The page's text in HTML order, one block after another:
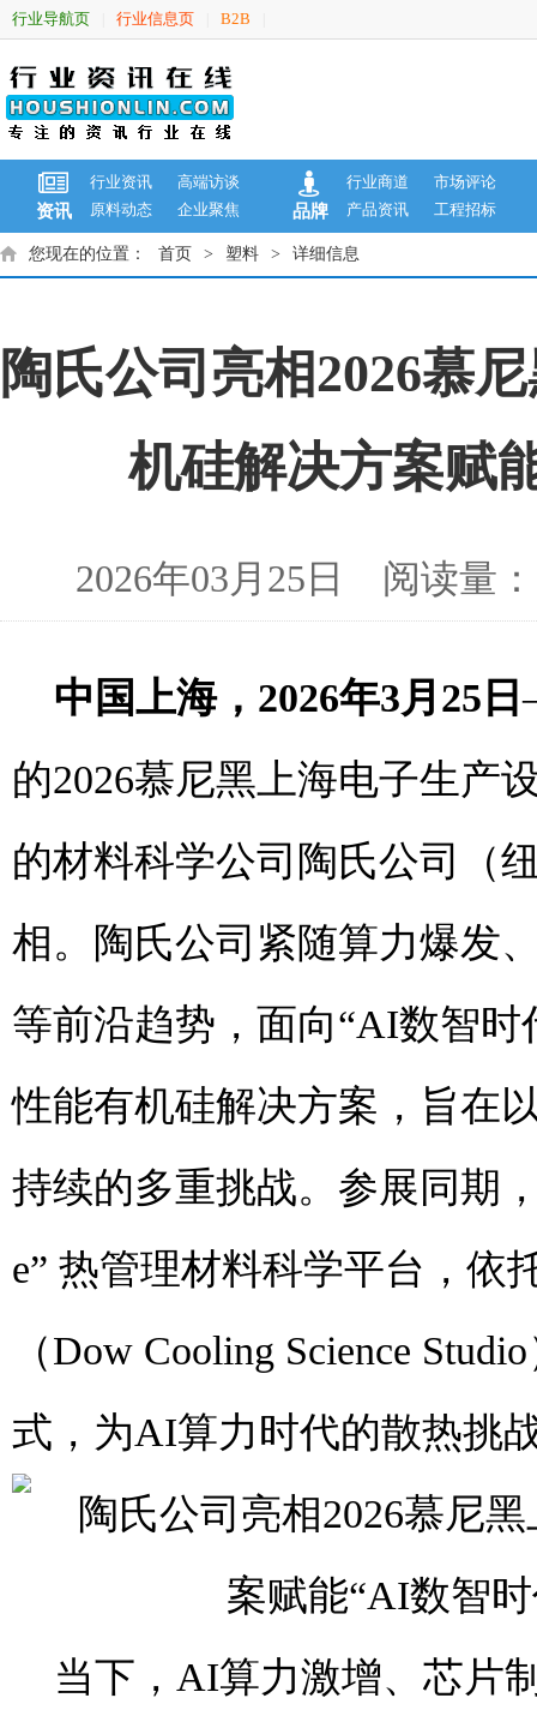
行业导航页 行业信息页 B2B
资讯
行业资讯
高端访谈
原料动态
企业聚焦 品牌
行业商道
市场评论
产品资讯
工程招标
您现在的位置： 首页 > 塑料 > 详细信息
陶氏公司亮相2026慕
机硅解决方案赋
2026年03月25日 阅读
中国上海， 2026年3月 25 日
的2026慕尼黑上海电子生产
的材料科学公司陶氏公司（
相。陶氏公司紧随算力爆发
等前沿趋势，面向“AI数智
性能有机硅解决方案，旨在
持续的多重挑战。参展同期
e” 热管理材料科学平台，依
（Dow Cooling Science
式，为AI算力时代的散热挑
当下，AI算力激增、芯片